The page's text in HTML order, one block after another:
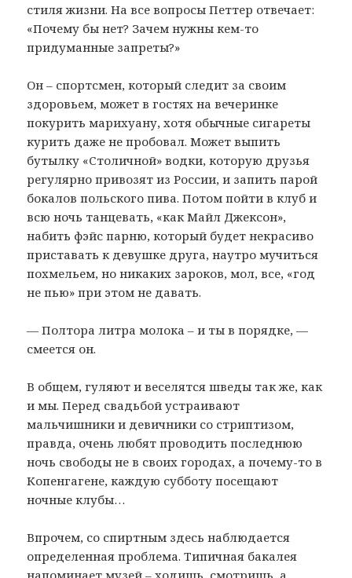
стиля жизни. На все вопросы Петтер отвечает:
«Почему бы нет? Зачем нужны кем-то
придуманные запреты?»
Он – спортсмен, который следит за своим
здоровьем, может в гостях на вечеринке
покурить марихуану, хотя обычные сигареты
курить даже не пробовал. Может выпить
бутылку «Столичной» водки, которую друзья
регулярно привозят из России, и запить парой
бокалов польского пива. Потом пойти в клуб и
всю ночь танцевать, «как Майл Джексон»,
набить фэйс парню, который будет некрасиво
приставать к девушке друга, наутро мучиться
похмельем, но никаких зароков, мол, все, «год
не пью» при этом не давать.
— Полтора литра молока – и ты в порядке, —
смеется он.
В общем, гуляют и веселятся шведы так же, как
и мы. Перед свадьбой устраивают
мальчишники и девичники со стриптизом,
правда, очень любят проводить последнюю
ночь свободы не в своих городах, а почему-то в
Копенгагене, каждую субботу посещают
ночные клубы…
Впрочем, со спиртным здесь наблюдается
определенная проблема. Типичная бакалея
напоминает музей – ходишь, смотришь, а